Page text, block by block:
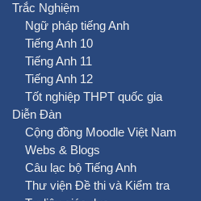
Trắc Nghiệm
Ngữ pháp tiếng Anh
Tiếng Anh 10
Tiếng Anh 11
Tiếng Anh 12
Tốt nghiệp THPT quốc gia
Diễn Đàn
Cộng đồng Moodle Việt Nam
Webs & Blogs
Câu lạc bộ Tiếng Anh
Thư viện Đề thi và Kiểm tra